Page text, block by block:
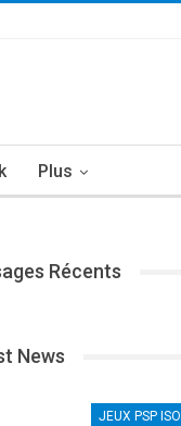
Plus
Récents
News
JEUX PSP ISO